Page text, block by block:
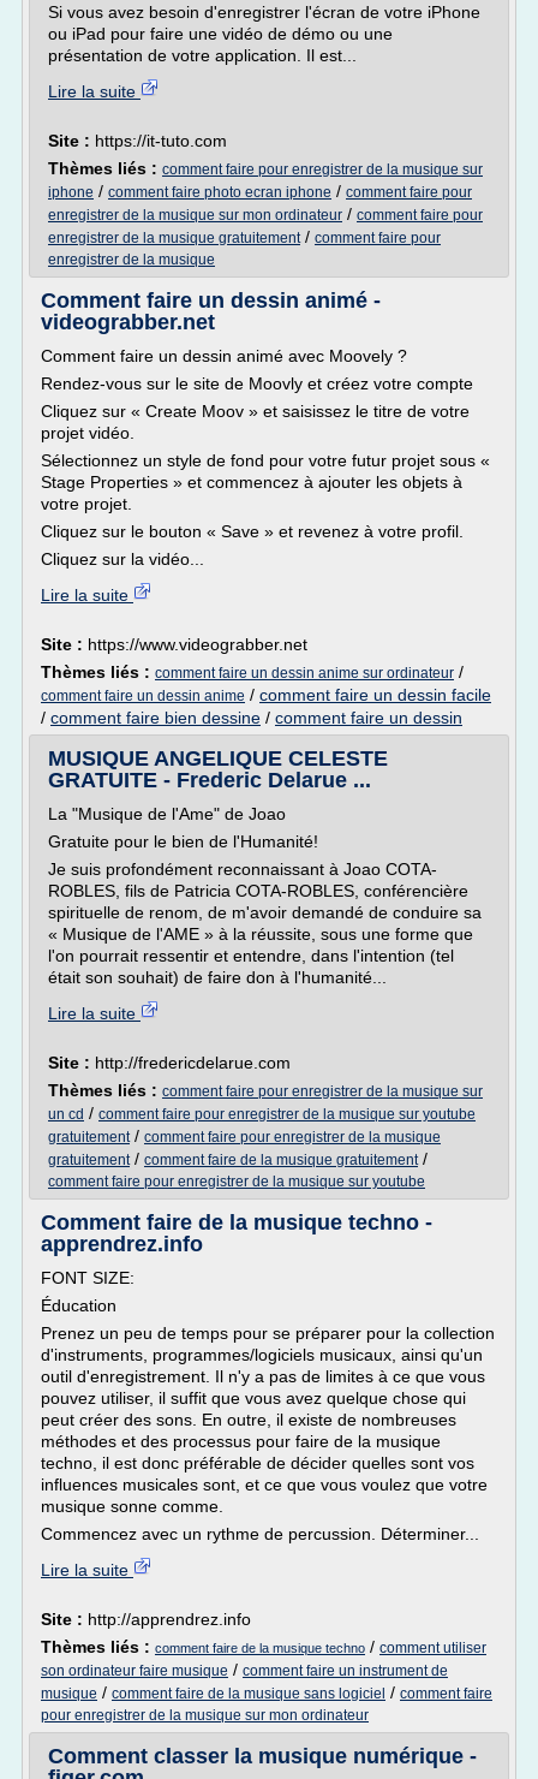
Si vous avez besoin d'enregistrer l'écran de votre iPhone
ou iPad pour faire une vidéo de démo ou une
présentation de votre application. Il est...
Lire la suite
Site : https://it-tuto.com
Thèmes liés : comment faire pour enregistrer de la musique sur
iphone / comment faire photo ecran iphone / comment faire pour
enregistrer de la musique sur mon ordinateur / comment faire pour
enregistrer de la musique gratuitement/ comment faire pour
enregistrer de la musique
Comment faire un dessin animé -
videograbber.net
Comment faire un dessin animé avec Moovely ?
Rendez-vous sur le site de Moovly et créez votre compte
Cliquez sur « Create Moov » et saisissez le titre de votre
projet vidéo.
Sélectionnez un style de fond pour votre futur projet sous «
Stage Properties » et commencez à ajouter les objets à
votre projet.
Cliquez sur le bouton « Save » et revenez à votre profil.
Cliquez sur la vidéo...
Lire la suite
Site : https://www.videograbber.net
Thèmes liés : comment faire un dessin anime sur ordinateur /
comment faire un dessin anime / comment faire un dessin facile
/ comment faire bien dessine / comment faire un dessin
MUSIQUE ANGELIQUE CELESTE
GRATUITE - Frederic Delarue ...
La "Musique de l'Ame" de Joao
Gratuite pour le bien de l'Humanité!
Je suis profondément reconnaissant à Joao COTA-
ROBLES, fils de Patricia COTA-ROBLES, conférencière
spirituelle de renom, de m'avoir demandé de conduire sa
« Musique de l'AME » à la réussite, sous une forme que
l'on pourrait ressentir et entendre, dans l'intention (tel
était son souhait) de faire don à l'humanité...
Lire la suite
Site : http://fredericdelarue.com
Thèmes liés : comment faire pour enregistrer de la musique sur
un cd / comment faire pour enregistrer de la musique sur youtube
gratuitement/ comment faire pour enregistrer de la musique
gratuitement/ comment faire de la musique gratuitement/
comment faire pour enregistrer de la musique sur youtube
Comment faire de la musique techno -
apprendrez.info
FONT SIZE:
Éducation
Prenez un peu de temps pour se préparer pour la collection
d'instruments, programmes/logiciels musicaux, ainsi qu'un
outil d'enregistrement. Il n'y a pas de limites à ce que vous
pouvez utiliser, il suffit que vous avez quelque chose qui
peut créer des sons. En outre, il existe de nombreuses
méthodes et des processus pour faire de la musique
techno, il est donc préférable de décider quelles sont vos
influences musicales sont, et ce que vous voulez que votre
musique sonne comme.
Commencez avec un rythme de percussion. Déterminer...
Lire la suite
Site : http://apprendrez.info
Thèmes liés : comment faire de la musique techno / comment utiliser
son ordinateur faire musique / comment faire un instrument de
musique / comment faire de la musique sans logiciel / comment faire
pour enregistrer de la musique sur mon ordinateur
Comment classer la musique numérique -